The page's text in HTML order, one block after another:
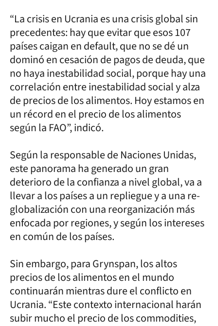
“La crisis en Ucrania es una crisis global sin
precedentes: hay que evitar que esos 107
países caigan en default, que no se dé un
dominó en cesación de pagos de deuda, que
no haya inestabilidad social, porque hay una
correlación entre inestabilidad social y alza
de precios de los alimentos. Hoy estamos en
un récord en el precio de los alimentos
según la FAO”, indicó.
Según la responsable de Naciones Unidas,
este panorama ha generado un gran
deterioro de la confianza a nivel global, va a
llevar a los países a un repliegue y a una re-
globalización con una reorganización más
enfocada por regiones, y según los intereses
en común de los países.
Sin embargo, para Grynspan, los altos
precios de los alimentos en el mundo
continuarán mientras dure el conflicto en
Ucrania. “Este contexto internacional harán
subir mucho el precio de los commodities,